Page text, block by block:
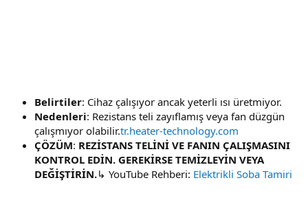
Belirtiler: Cihaz çalışıyor ancak yeterli ısı üretmiyor.
Nedenleri: Rezistans teli zayıflamış veya fan düzgün
çalışmıyor olabilir.tr.heater-technology.com
ÇÖZÜM: REZİSTANS TELİNİ VE FANIN ÇALIŞMASINI
KONTROL EDİN. GEREKİRSE TEMİZLEYİN VEYA
DEĞİŞTİRİN.↳ YouTube Rehberi: Elektrikli Soba Tamiri